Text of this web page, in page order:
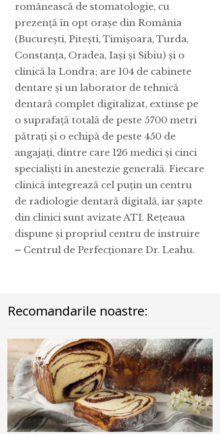
românească de stomatologie, cu
prezență în opt orașe din România
(București, Pitești, Timișoara, Turda,
Constanța, Oradea, Iași și Sibiu) și o
clinică la Londra; are 104 de cabinete
dentare și un laborator de tehnică
dentară complet digitalizat, extinse pe
o suprafață totală de peste 5700 metri
pătrați și o echipă de peste 450 de
angajați, dintre care 126 medici și cinci
specialiști în anestezie generală. Fiecare
clinică integrează cel puțin un centru
de radiologie dentară digitală, iar șapte
din clinici sunt avizate ATI. Rețeaua
dispune și propriul centru de instruire
– Centrul de Perfecționare Dr. Leahu.
Recomandarile noastre: